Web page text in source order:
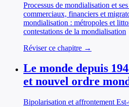
Processus de mondialisation et
commerciaux, financiers et
mondialisation : métropoles et
contestations de la mondialisation
Réviser ce chapitre →
Le monde depuis
et nouvel ordre
Bipolarisation et affrontement